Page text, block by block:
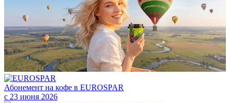
Абонемент на кофе в EUROSPAR
с 23 июня 2026